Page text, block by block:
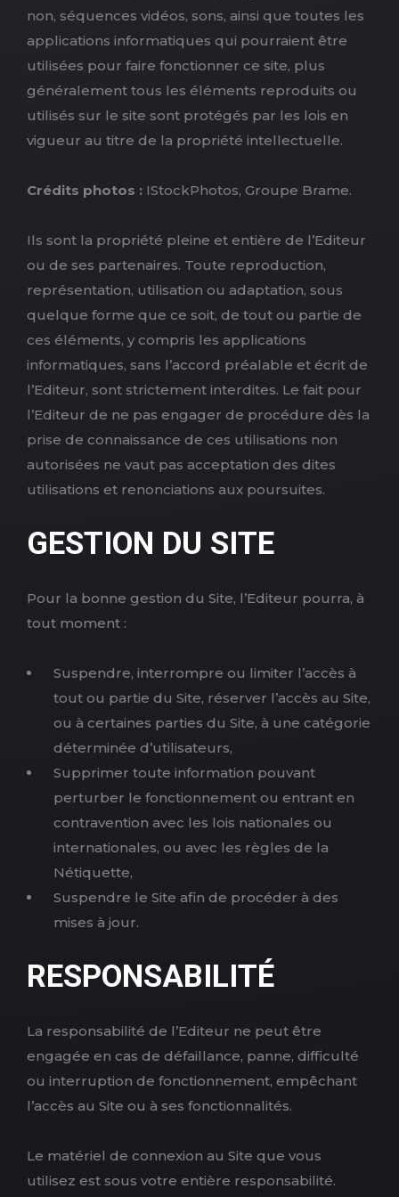
non, séquences vidéos, sons, ainsi que toutes les
applications informatiques qui pourraient être
utilisées pour faire fonctionner ce site, plus
généralement tous les éléments reproduits ou
utilisés sur le site sont protégés par les lois en
vigueur au titre de la propriété intellectuelle.
Crédits photos : IStockPhotos, Groupe Brame.
Ils sont la propriété pleine et entière de l’Editeur
ou de ses partenaires. Toute reproduction,
représentation, utilisation ou adaptation, sous
quelque forme que ce soit, de tout ou partie de
ces éléments, y compris les applications
informatiques, sans l’accord préalable et écrit de
l’Editeur, sont strictement interdites. Le fait pour
l’Editeur de ne pas engager de procédure dès la
prise de connaissance de ces utilisations non
autorisées ne vaut pas acceptation des dites
utilisations et renonciations aux poursuites.
GESTION DU SITE
Pour la bonne gestion du Site, l’Editeur pourra, à
tout moment :
Suspendre, interrompre ou limiter l’accès à
tout ou partie du Site, réserver l’accès au Site,
ou à certaines parties du Site, à une catégorie
déterminée d’utilisateurs,
Supprimer toute information pouvant
perturber le fonctionnement ou entrant en
contravention avec les lois nationales ou
internationales, ou avec les règles de la
Nétiquette,
Suspendre le Site afin de procéder à des
mises à jour.
RESPONSABILITÉ
La responsabilité de l’Editeur ne peut être
engagée en cas de défaillance, panne, difficulté
ou interruption de fonctionnement, empêchant
l’accès au Site ou à ses fonctionnalités.
Le matériel de connexion au Site que vous
utilisez est sous votre entière responsabilité.